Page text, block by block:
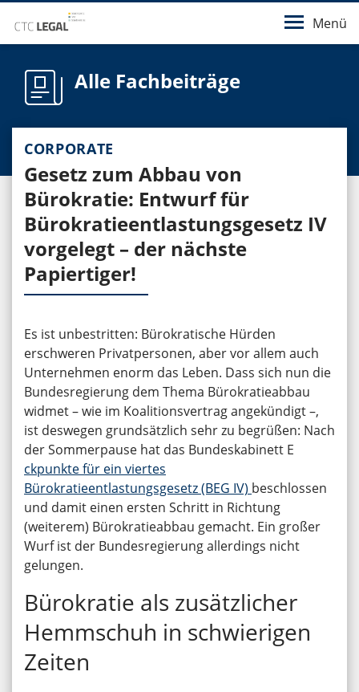
Menü
Alle Fachbeiträge
CORPORATE
Gesetz zum Abbau von
Bürokratie: Entwurf für
Bürokratieentlastungsgesetz IV
vorgelegt – der nächste
Papiertiger!
Es ist unbestritten: Bürokratische Hürden
erschweren Privatpersonen, aber vor allem auch
Unternehmen enorm das Leben. Dass sich nun die
Bundesregierung dem Thema Bürokratieabbau
widmet – wie im Koalitionsvertrag angekündigt –,
ist deswegen grundsätzlich sehr zu begrüßen: Nach
der Sommerpause hat das Bundeskabinett E
ckpunkte für ein viertes
Bürokratieentlastungsgesetz (BEG IV) beschlossen
und damit einen ersten Schritt in Richtung
(weiterem) Bürokratieabbau gemacht. Ein großer
Wurf ist der Bundesregierung allerdings nicht
gelungen.
Bürokratie als zusätzlicher
Hemmschuh in schwierigen
Zeiten